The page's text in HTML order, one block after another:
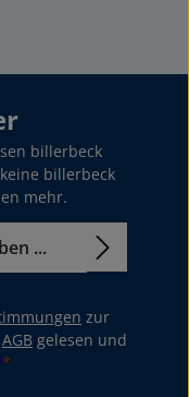
billerbeck
billerbeck
mehr.
zur
AGB gelesen und
*